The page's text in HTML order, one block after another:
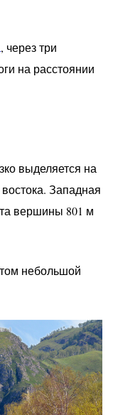
, через три
на расстоянии
выделяется на
Западная
вершины 801 м
небольшой